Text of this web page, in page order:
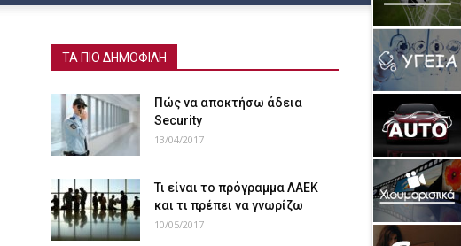
ΤΑ ΠΙΟ ΔΗΜΟΦΙΛΗ
Πώς να αποκτήσω άδεια
Security
13/04/2017
Τι είναι το πρόγραμμα ΛΑΕΚ
και τι πρέπει να γνωρίζω
10/05/2017